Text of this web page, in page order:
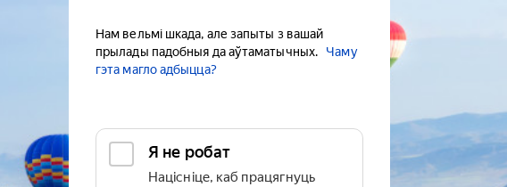
Нам вельмі шкада, але запыты з вашай
прылады падобныя да аўтаматычных.
Чаму
гэта магло адбыцца?
Я не робат
Націсніце, каб працягнуць